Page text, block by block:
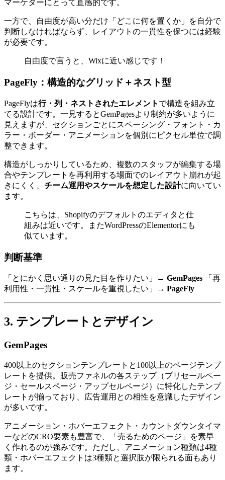
マーケターにとって直感的です。
一方で、自由度が高い分だけ「どこに何を置くか」を自分で
判断しなければならず、レイアウトの一貫性を保つには経験
が必要です。
自由度で言うと、Wixに近い感じです！
PageFly：構造的なグリッド＋ネスト型
PageFlyは行・列・ネストされたエレメント で構造を組み立
てる設計です。一見するとGemPagesより制約が多いように
見えますが、セクションごとにスペーシング・フォント・カ
ラー・ボーダー・アニメーションを個別にピクセル単位で調
整できます。
構造がしっかりしているため、複数のスタッフが編集する場
合やテンプレートを再利用する場面でのレイアウト崩れが起
きにくく、 チーム運用やスケールを想定した設計に向いてい
ます。
こちらは、Shopifyのデフォルトのエディタと仕
組みは近いです。またWordPressのElementorにも
似ています。
判断基準
「とにかく思い通りの見た目を作りたい」→ GemPages 「再
利用性・一貫性・スケールを重視したい」→ PageFly
3. テンプレートとデザイン
GemPages
400以上のセクションテンプレートと100以上のページテンプ
レートを提供。販売ファネルの各ステップ（プリセールペー
ジ・セールスページ・アップセルページ）に特化したテンプ
レートが揃っており、広告運用との相性を意識したデザイン
が多いです。
アニメーション・ホバーエフェクト・カウントダウンタイマ
ーなどのCRO要素も豊富で、「売るためのページ」を素早
く作れるのが強みです。ただし、アニメーション種類は4種
類・ホバーエフェクトは3種類と選択肢が限られる面もあり
ます。